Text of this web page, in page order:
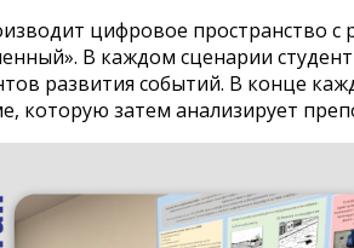
цифровое пространство
В каждом сценарии
развития событий. В конце
которую затем анализирует